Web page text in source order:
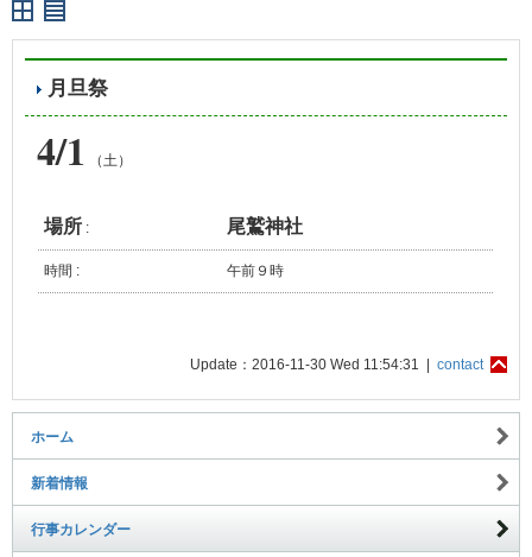
月旦祭
4/1 （土）
場所 : 尾鷲神社
時間 : 午前９時
Update：2016-11-30 Wed 11:54:31 | contact
ホーム
新着情報
行事カレンダー